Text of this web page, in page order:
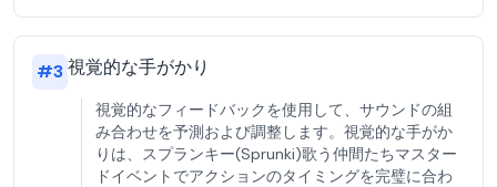
#3視覚的な手がかり
視覚的なフィードバックを使用して、サウンドの組
み合わせを予測および調整します。視覚的な手がか
りは、スプランキー(Sprunki)歌う仲間たちマスター
ドイベントでアクションのタイミングを完璧に合わ